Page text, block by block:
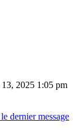
2025 1:05 pm
dernier message